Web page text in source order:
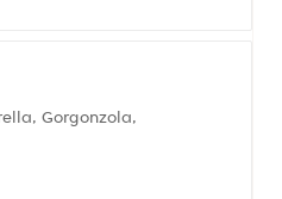
Gorgonzola,